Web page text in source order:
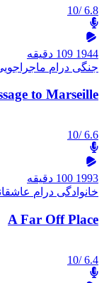
6.8
/10
1944 109 دقیقه
جنگی درام
to Marseille
6.6
/10
1993 100 دقیقه
خانوادگی درام
A Far Off Place
6.4
/10